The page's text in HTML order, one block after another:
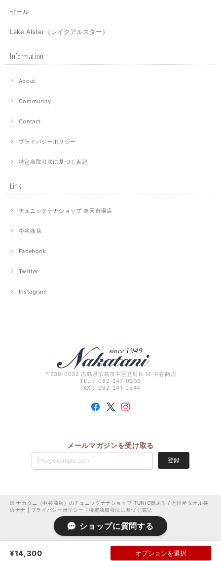
セール
Lake Alster（レイクアルスター）
Information
About
Community
Contact
プライバシーポリシー
特定商取引法に基づく表記
Link
チュニックナナショップ 楽天市場店
中谷商店
Facebook
Twitter
Instagram
〒730-0032 広島県広島市中区立町6-14 中谷商店
TEL： 082-247-0233
FAX： 082-241-0344
メールマガジンを受け取る
登録
ナカタニ（中谷商店）のチュニックナナショップ TUNIC鴨居羊子と国産タオル横
浜ナナ | プライバシーポリシー |特定商取引法に基づく表記
¥14,300 オプションを選択
ショップに質問する